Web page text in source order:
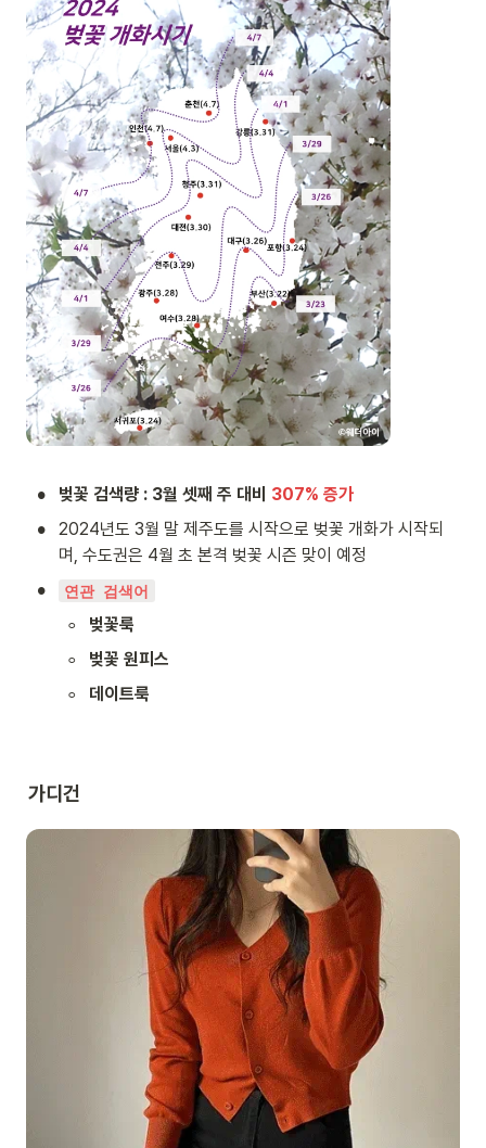
• 벚꽃 검색량 : 3월 셋째 주 대비 307% 증가
•
2024년도 3월 말 제주도를 시작으로 벚꽃 개화가 시작되
며, 수도권은 4월 초 본격 벚꽃 시즌 맞이 예정
• 연관 검색어
◦ 벚꽃룩
◦ 벚꽃 원피스
◦ 데이트룩
가디건